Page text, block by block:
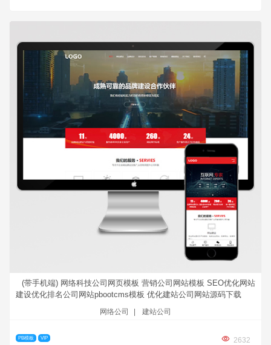
(带手机端) 网络科技公司网页模板 营销公司网站模板 SEO优化网站
建设优化排名公司网站pbootcms模板 优化建站公司网站源码下载
网络公司 建站公司
PB模板 VIP 2632